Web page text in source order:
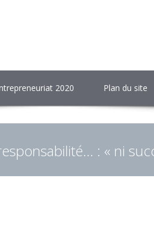
2020 Plan du site
: « ni